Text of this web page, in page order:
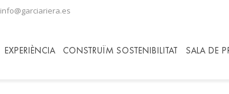
info@garciariera.es
EXPERIÈNCIA CONSTRUÏM SOSTENIBILITAT SALA DE